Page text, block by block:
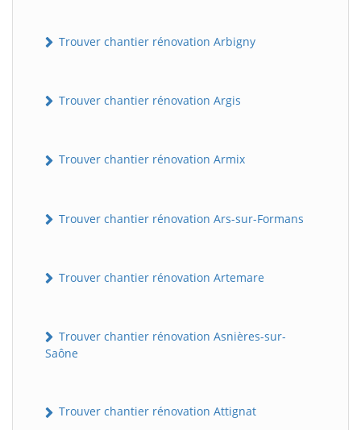
Trouver chantier rénovation Arbigny
Trouver chantier rénovation Argis
Trouver chantier rénovation Armix
Trouver chantier rénovation Ars-sur-Formans
Trouver chantier rénovation Artemare
Trouver chantier rénovation Asnières-sur-
Saône
Trouver chantier rénovation Attignat